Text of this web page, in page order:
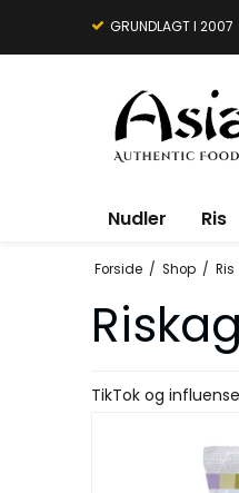
GRUNDLAGT I 2007
Nudler Ris
Forside / Shop / Ris
TikTok og